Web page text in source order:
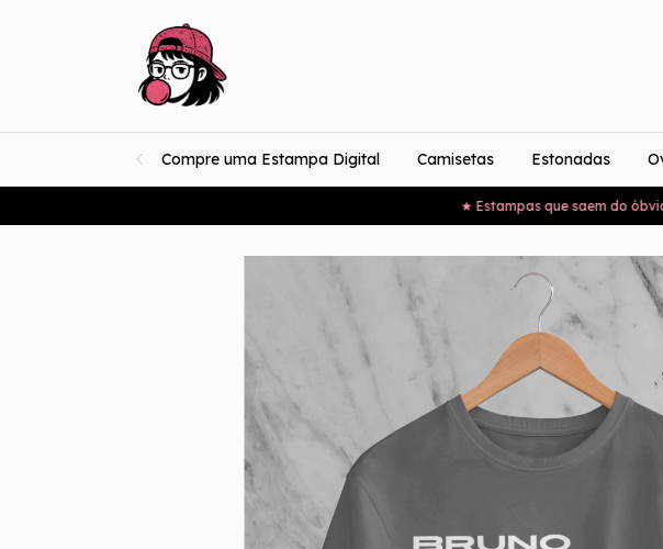
Compre uma Estampa Digital Camisetas Estonadas
★ Estampas que saem do óbvio ★